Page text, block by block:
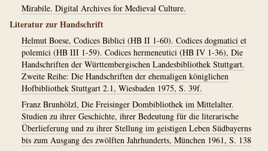
Mirabile. Digital Archives for Medieval Culture.
Literatur zur Handschrift
Helmut Boese, Codices Biblici (HB II 1-60). Codices dogmatici et
polemici (HB III 1-59). Codices hermeneutici (HB IV 1-36), Die
Handschriften der Württembergischen Landesbibliothek Stuttgart.
Zweite Reihe: Die Handschriften der ehemaligen königlichen
Hofbibliothek Stuttgart 2.1, Wiesbaden 1975, S. 39f.
Franz Brunhölzl, Die Freisinger Dombibliothek im Mittelalter.
Studien zu ihrer Geschichte, ihrer Bedeutung für die literarische
Überlieferung und zu ihrer Stellung im geistigen Leben Südbayerns
bis zum Ausgang des zwölften Jahrhunderts, München 1961, S. 138